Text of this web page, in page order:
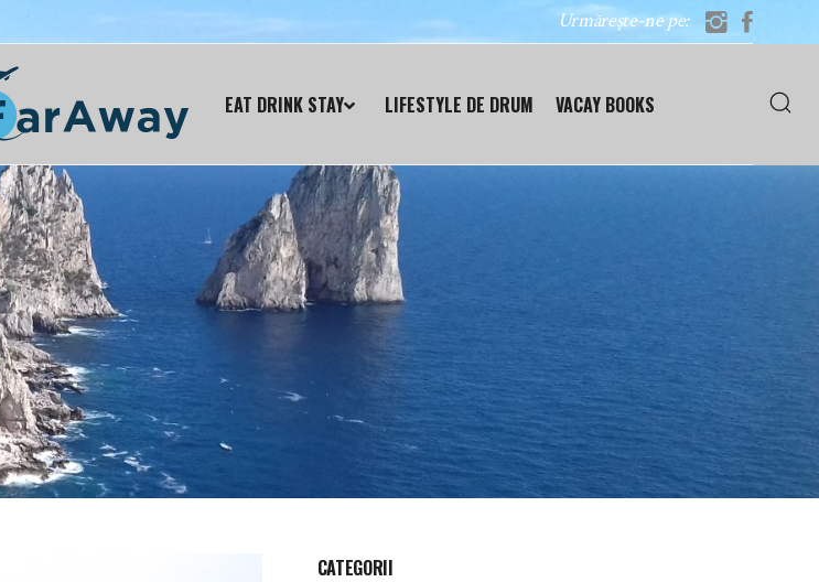
Urmărește-ne pe:
EAT DRINK STAY LIFESTYLE DE DRUM VACAY BOOKS
CATEGORII